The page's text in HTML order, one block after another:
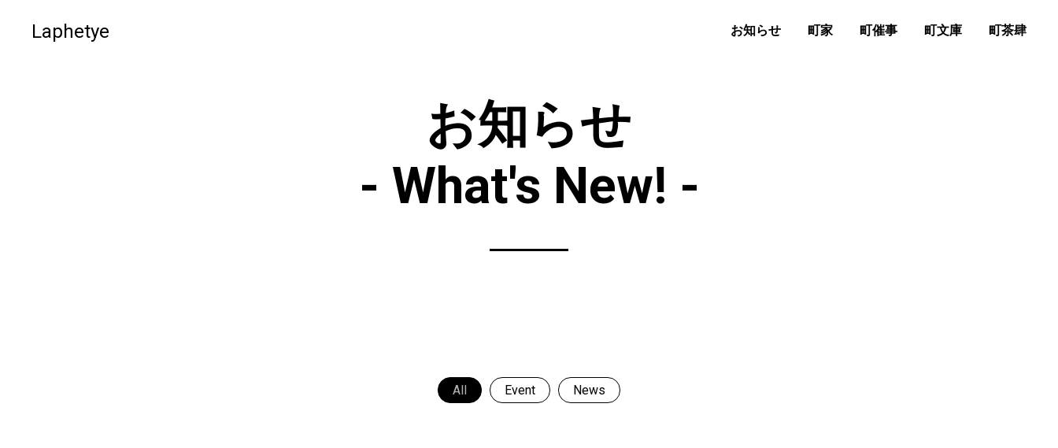
Laphetye お知らせ 町家 町催事 町文庫 町茶肆
お知らせ
- What's New! -
All Event News